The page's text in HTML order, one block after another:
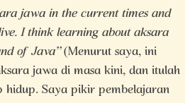
jawa in the current times and
I think learning about aksara
of Java”(Menurut saya, ini
jawa di masa kini, dan itulah
Saya pikir pembelajaran